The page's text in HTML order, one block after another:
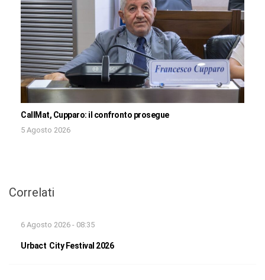
CallMat, Cupparo: il confronto prosegue
5 Agosto 2026
Correlati
6 Agosto 2026 - 08:35
Urbact City Festival 2026